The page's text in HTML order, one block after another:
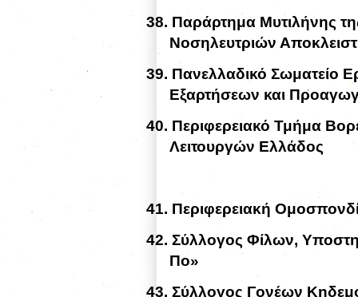
38. Παράρτημα Μυτιλήνης
Νοσηλευτριών
39. Πανελλαδικό Σωματείο
Εξαρτήσεων και
40. Περιφερειακό Τμήμα
Λειτουργών Ελλάδος
41. Περιφερειακή
42. Σύλλογος Φίλων,
Πο»
43. Σύλλογος Γονέων